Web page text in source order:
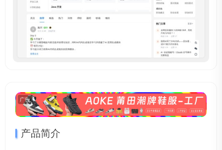
广告
产品简介